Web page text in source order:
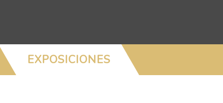
EXPOSICIONES